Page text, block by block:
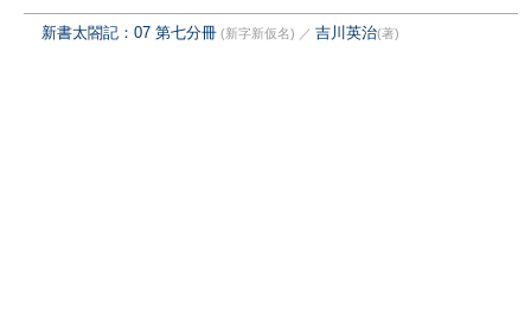
新書太閤記：07 第七分冊 (新字新仮名) ／ 吉川英治(著)